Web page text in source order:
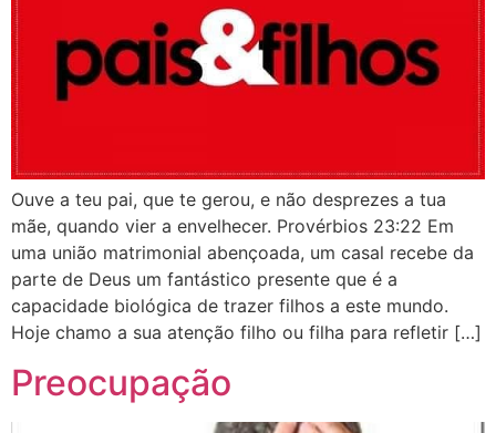
Ouve a teu pai, que te gerou, e não desprezes a tua
mãe, quando vier a envelhecer. Provérbios 23:22 Em
uma união matrimonial abençoada, um casal recebe da
parte de Deus um fantástico presente que é a
capacidade biológica de trazer filhos a este mundo.
Hoje chamo a sua atenção filho ou filha para refletir […]
Preocupação